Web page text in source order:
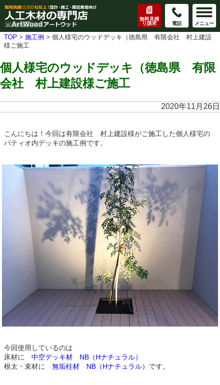
無料見積
り請求
電話 メニュー
TOP > 施工例 > 個人様宅のウッドデッキ（徳島県 有限会社 村上建設
様ご施工
個人様宅のウッドデッキ（徳島県 有限
会社 村上建設様ご施工
2020年11月26日
こんにちは！今回は有限会社 村上建設様がご施工した個人様宅の
パティオ内デッキの施工例です。
今回使用しているのは
床材に 中空デッキ材 NB（Hナチュラル）
根太・束材に 無垢柱材 NB（Hナチュラル） です。